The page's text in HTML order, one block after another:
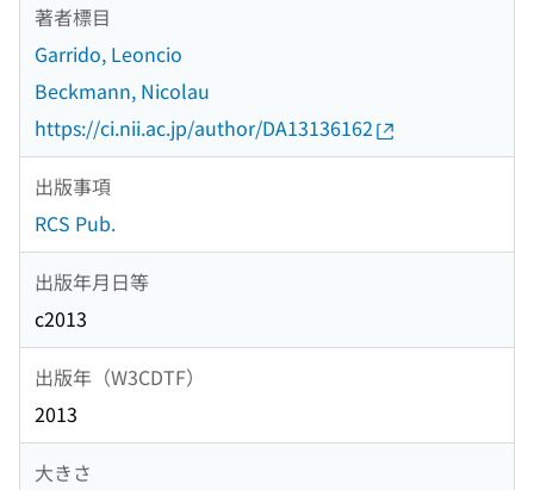
著者標目
Garrido, Leoncio
Beckmann, Nicolau
https://ci.nii.ac.jp/author/DA13136162
出版事項
RCS Pub.
出版年月日等
c2013
出版年（W3CDTF）
2013
大きさ